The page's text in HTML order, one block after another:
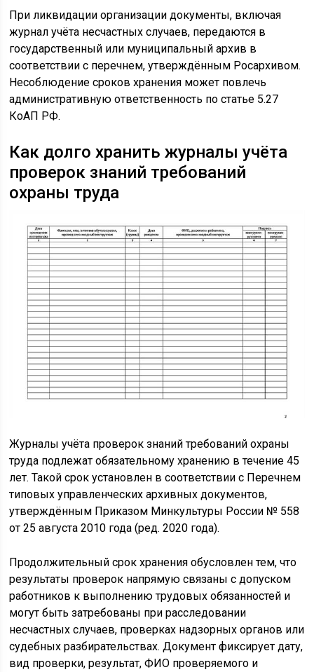
При ликвидации организации документы, включая
журнал учёта несчастных случаев, передаются в
государственный или муниципальный архив в
соответствии с перечнем, утверждённым Росархивом.
Несоблюдение сроков хранения может повлечь
административную ответственность по статье 5.27
КоАП РФ.
Как долго хранить журналы учёта
проверок знаний требований
охраны труда
Журналы учёта проверок знаний требований охраны
труда подлежат обязательному хранению в течение 45
лет. Такой срок установлен в соответствии с Перечнем
типовых управленческих архивных документов,
утверждённым Приказом Минкультуры России № 558
от 25 августа 2010 года (ред. 2020 года).
Продолжительный срок хранения обусловлен тем, что
результаты проверок напрямую связаны с допуском
работников к выполнению трудовых обязанностей и
могут быть затребованы при расследовании
несчастных случаев, проверках надзорных органов или
судебных разбирательствах. Документ фиксирует дату,
вид проверки, результат, ФИО проверяемого и